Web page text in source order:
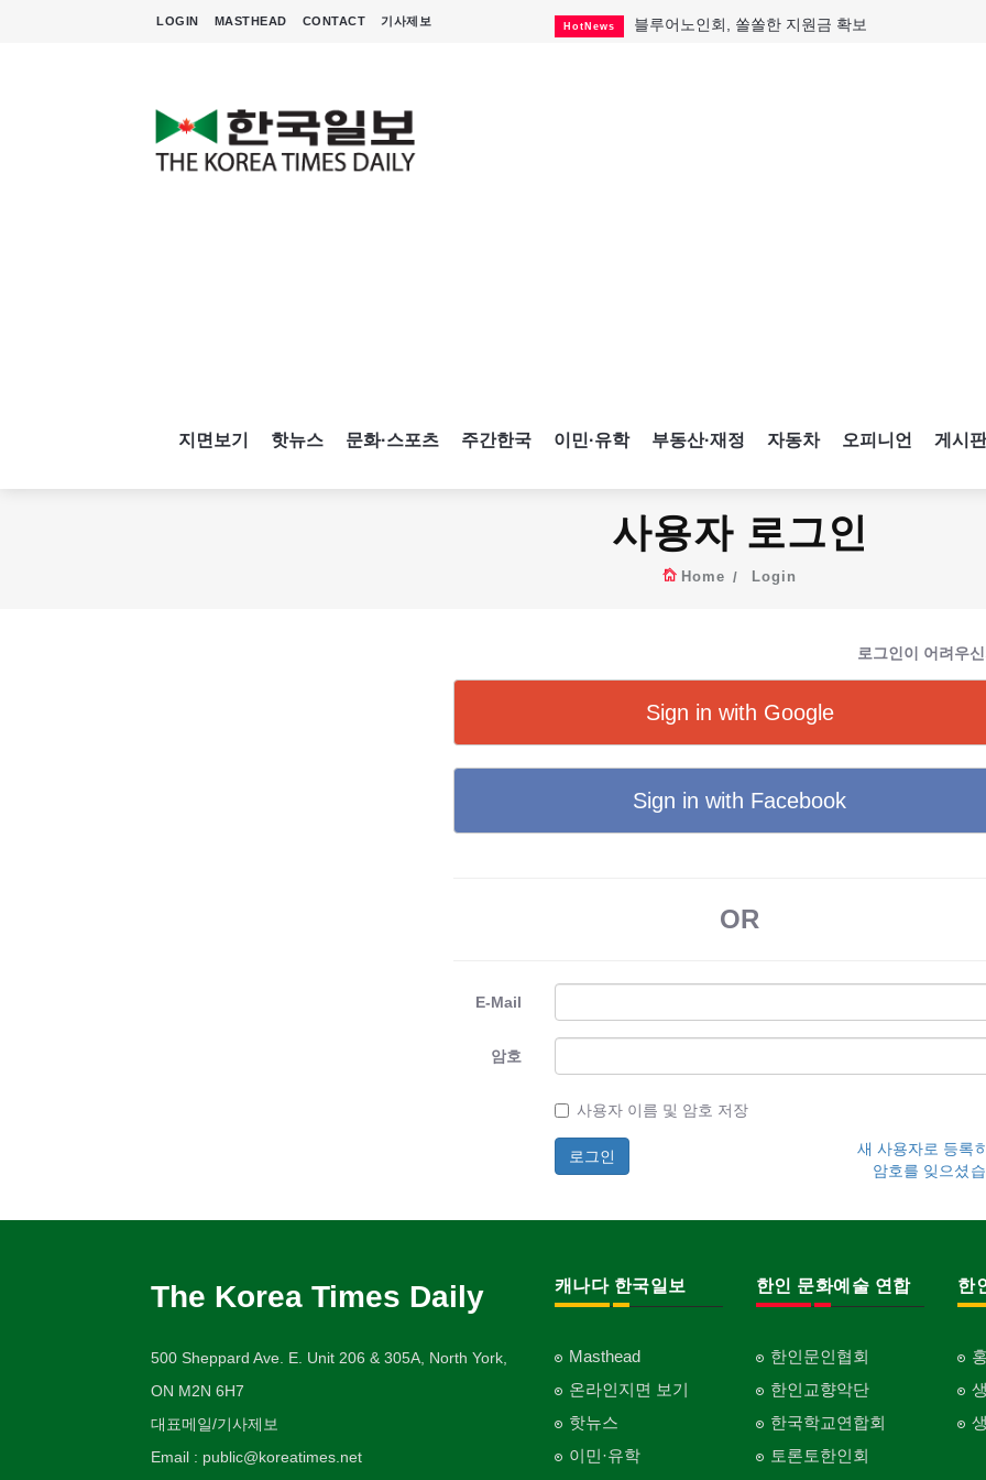
LOGIN MASTHEAD CONTACT 기사제보 HotNews 블루어노인회, 쏠쏠한 지원금 확보
지면보기 핫뉴스 문화·스포츠 주간한국 이민·유학 부동산·재정 자동차 오피니언 게시판
사용자 로그인
Home Login
로그인이 어려우
Sign in with Google
Sign in with Facebook
OR
E-Mail
암호
사용자 이름 및 암호 저장
새 사용자로 등록
암호를 잊으셨
The Korea Times Daily
500 Sheppard Ave. E. Unit 206 & 305A, North York,
ON M2N 6H7
대표메일/기사제보
Email : public@koreatimes.net
캐나다 한국일보
Masthead
온라인지면 보기
핫뉴스
이민·유학
한인 문화예술 연합
한인문인협회
한인교향악단
한국학교연합회
토론토한인회
한